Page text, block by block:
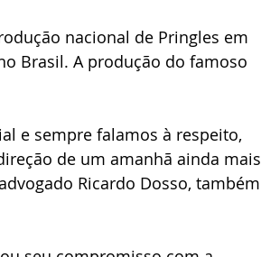
nacional de Pringles em
Brasil. A produção do famoso
e sempre falamos à respeito,
de um amanhã ainda mais
Ricardo Dosso, também